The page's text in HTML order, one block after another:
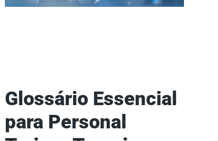
Glossário Essencial
para Personal